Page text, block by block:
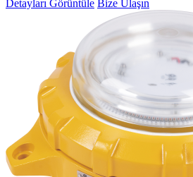
Detayları Görüntüle Bize Ulaşın